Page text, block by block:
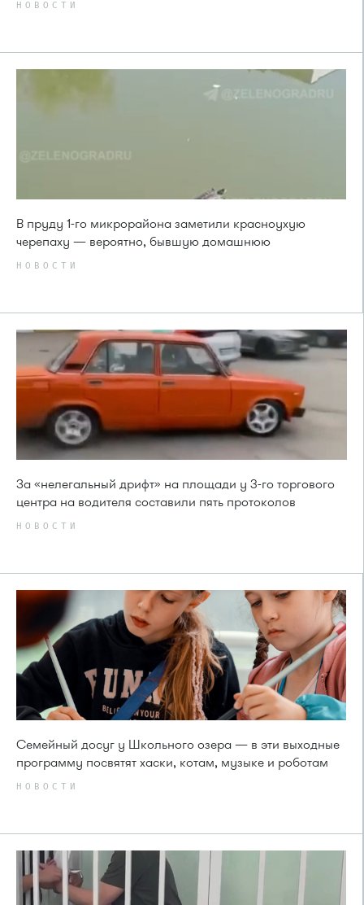
НОВОСТИ
В пруду 1-го микрорайона заметили красноухую
черепаху — вероятно, бывшую домашнюю
НОВОСТИ
За «нелегальный дрифт» на площади у 3-го торгового
центра на водителя составили пять протоколов
НОВОСТИ
Семейный досуг у Школьного озера — в эти выходные
программу посвятят хаски, котам, музыке и роботам
НОВОСТИ